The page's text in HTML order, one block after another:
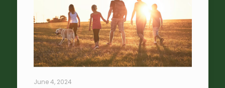
June 4, 2024